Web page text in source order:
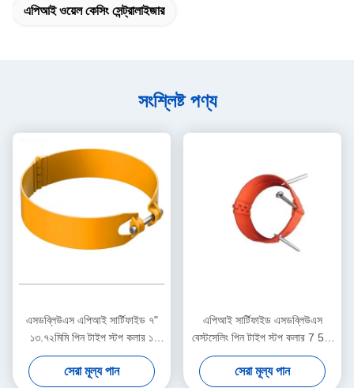
এপিআই ওয়েল কেসিং সেন্ট্রালাইজার
সংশ্লিষ্ট পণ্য
এসডব্লিউএস এপিআই সার্টিফাইড ৭"
১৩.৭২মিমি পিন টাইপ স্টপ কলার ১
বছরের ওয়ারেন্টি তেল ও গ্যাস কেসিং
সেন্ট্রালাইজার অ্যাপ্লিকেশনের জন্য
সেরা মূল্য পান
এপিআই সার্টিফাইড এসডব্লিউএস
বেস্টসেলিং পিন টাইপ স্টপ কলার 7 5/8
"7.62 মিমি 1 বছরের ওয়ারেন্টি তেল ও
গ্যাস কেসিং সেন্ট্রালাইজার সরঞ্জাম
সেরা মূল্য পান